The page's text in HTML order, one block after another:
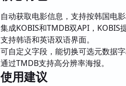
自动获取电影信息，支持按韩国电影
集成KOBIS和TMDB双API，KOBIS
支持韩语和英语双语界面。
可自定义字段，能切换可选元数据字
通过TMDB支持高分辨率海报。
使用建议